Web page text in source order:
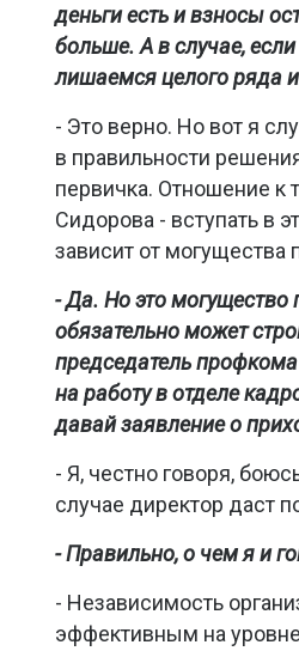
деньги есть и взносы
больше. А в случае,
лишаемся целого ряда
- Это верно. Но вот я
в правильности
первичка. Отношение к
Сидорова - вступать в
зависит от могущества
- Да. Но это могущество
обязательно может
председатель
на работу в отделе
давай заявление о
- Я, честно говоря,
случае директор даст
- Правильно, о чем я и
- Независимость
эффективным на